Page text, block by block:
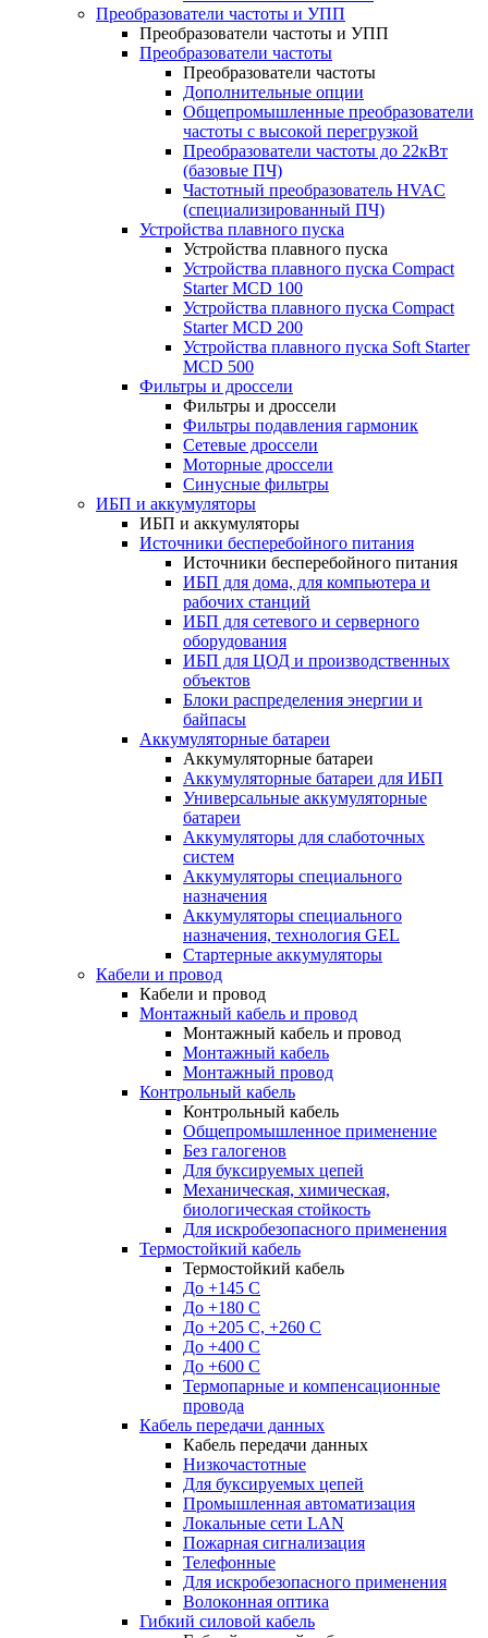
Преобразователи частоты и УПП
Преобразователи частоты и УПП
Преобразователи частоты
Преобразователи частоты
Дополнительные опции
Общепромышленные преобразователи
частоты с высокой перегрузкой
Преобразователи частоты до 22кВт
(базовые ПЧ)
Частотный преобразователь HVAC
(специализированный ПЧ)
Устройства плавного пуска
Устройства плавного пуска
Устройства плавного пуска Compact
Starter MCD 100
Устройства плавного пуска Compact
Starter MCD 200
Устройства плавного пуска Soft Starter
MCD 500
Фильтры и дроссели
Фильтры и дроссели
Фильтры подавления гармоник
Сетевые дроссели
Моторные дроссели
Синусные фильтры
ИБП и аккумуляторы
ИБП и аккумуляторы
Источники бесперебойного питания
Источники бесперебойного питания
ИБП для дома, для компьютера и
рабочих станций
ИБП для сетевого и серверного
оборудования
ИБП для ЦОД и производственных
объектов
Блоки распределения энергии и
байпасы
Аккумуляторные батареи
Аккумуляторные батареи
Аккумуляторные батареи для ИБП
Универсальные аккумуляторные
батареи
Аккумуляторы для слаботочных
систем
Аккумуляторы специального
назначения
Аккумуляторы специального
назначения, технология GEL
Стартерные аккумуляторы
Кабели и провод
Кабели и провод
Монтажный кабель и провод
Монтажный кабель и провод
Монтажный кабель
Монтажный провод
Контрольный кабель
Контрольный кабель
Общепромышленное применение
Без галогенов
Для буксируемых цепей
Механическая, химическая,
биологическая стойкость
Для искробезопасного применения
Термостойкий кабель
Термостойкий кабель
До +145 С
До +180 C
До +205 С, +260 С
До +400 C
До +600 С
Термопарные и компенсационные
провода
Кабель передачи данных
Кабель передачи данных
Низкочастотные
Для буксируемых цепей
Промышленная автоматизация
Локальные сети LAN
Пожарная сигнализация
Телефонные
Для искробезопасного применения
Волоконная оптика
Гибкий силовой кабель